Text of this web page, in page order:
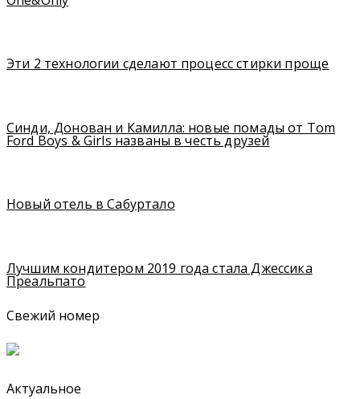
Эти 2 технологии сделают процесс стирки проще
Синди, Донован и Камилла: новые помады от Tom
Ford Boys & Girls названы в честь друзей
Новый отель в Сабуртало
Лучшим кондитером 2019 года стала Джессика
Преальпато
Свежий номер
Актуальное